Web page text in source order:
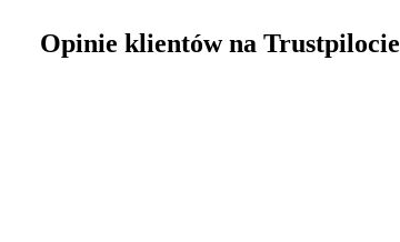
Opinie klientów na Trustpilocie